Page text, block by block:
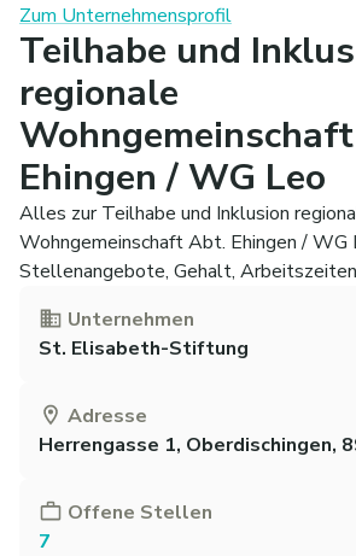
Zum Unternehmensprofil
Teilhabe und
regionale
Ehingen / WG Leo
Alles zur Teilhabe und Inklusion
Wohngemeinschaft Abt. Ehingen / WG
Stellenangebote, Gehalt,
Unternehmen
St. Elisabeth-Stiftung
Adresse
Herrengasse 1, Oberdischingen,
Offene Stellen
7